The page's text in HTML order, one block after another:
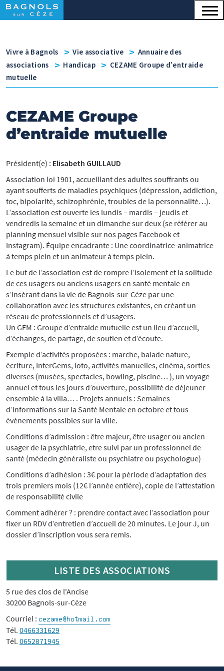
Panneau de gestion des cookies
Menu principal
Contenu
Vivre à Bagnols v Vie associative v Annuaire des
associations
v Handicap v CEZAME Groupe d’entraide
mutuelle
CEZAME Groupe
d’entraide mutuelle
Président(e) : Elisabeth GUILLAUD
Association loi 1901, accueillant des adultes souffrants ou
ayant soufferts de maladies psychiques (dépression, addiction,
toc, bipolarité, schizophrénie, troubles de la personnalité…).
L’association est ouverte les lundis – mardis – jeudis et
vendredis la semaine et un dimanche sur deux (se référer au
planning mensuel visible sur nos pages Facebook et
Instagram). Équipe encadrante : Une coordinatrice-animatrice
à temps plein et un animateur à temps plein.
Le but de l’association est de rompre l’isolement et la solitude
de ces usagers ou anciens usagers en santé mentale en
s’insérant dans la vie de Bagnols-sur-Cèze par une
collaboration avec les structures existantes, en créant un
réseau de professionnels et d’usagers.
Un GEM : Groupe d’entraide mutuelle est un lieu d’accueil,
d’échanges, de partage, de soutien et d’écoute.
Exemple d’activités proposées : marche, balade nature,
écriture, InterGems, loto, activités manuelles, cinéma, sorties
diverses (musées, spectacles, bowling, piscine… ), un voyage
annuel et tous les jours d’ouverture, possibilité de déjeuner
ensemble à la villa… . Projets annuels : Semaines
d’Informations sur la Santé Mentale en octobre et tous
évènements possibles sur la ville.
Conditions d’admission : être majeur, être usager ou ancien
usager de la psychiatrie, etre suivi par un professionnel de
santé (médecin généraliste ou psychiatre ou psychologue)
Conditions d’adhésion : 3€ pour la période d’adaptation des
trois premiers mois (12€ l’année entière), copie de l’attestation
de responsabilité civile
Comment adhérer ? : prendre contact avec l’association pour
fixer un RDV d’entretien d’accueil de 20 minutes. Le jour J, un
dossier d’inscription vous sera remis.
LISTE DES ASSOCIATIONS
5 rue des clos de l'Ancise
30200 Bagnols-sur-Cèze
Courriel :
Tél. 0466331629
Tél. 0652871945